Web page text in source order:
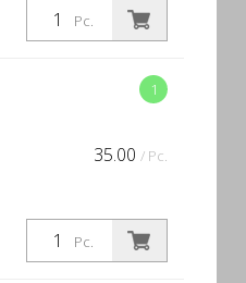
Pc.
1
35.00 / Pc.
Pc.